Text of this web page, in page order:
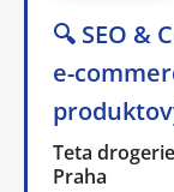
🔍 SEO &
e-
Teta
Praha